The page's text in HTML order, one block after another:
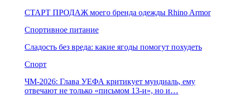
СТАРТ ПРОДАЖ моего бренда одежды Rhino Armor
Спортивное питание
Сладость без вреда: какие ягоды помогут похудеть
Спорт
ЧМ-2026: Глава УЕФА критикует мундиаль, ему
отвечают не только «письмом 13-и», но и…